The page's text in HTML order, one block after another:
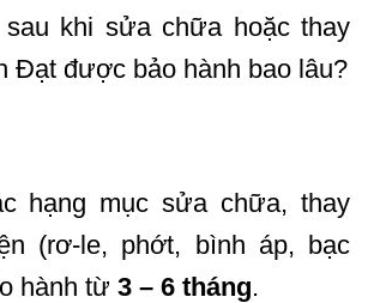
khi sửa chữa hoặc thay
Đạt được bảo hành bao lâu?
hạng mục sửa chữa, thay
(rơ-le, phớt, bình áp, bạc
hành từ 3 – 6 tháng.